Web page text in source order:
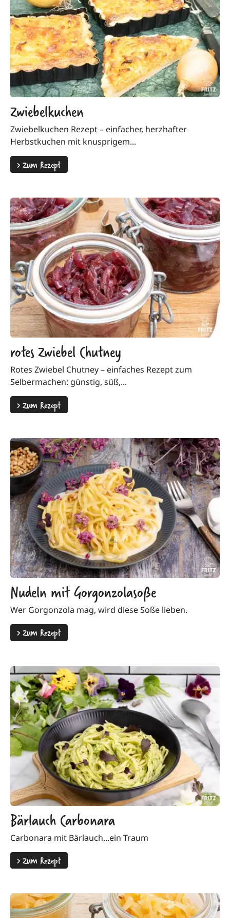
Zwiebelkuchen
Zwiebelkuchen Rezept – einfacher, herzhafter
Herbstkuchen mit knusprigem...
>Zum Rezept
rotes Zwiebel Chutney
Rotes Zwiebel Chutney – einfaches Rezept zum
Selbermachen: günstig, süß,...
>Zum Rezept
Nudeln mit Gorgonzolasoße
Wer Gorgonzola mag, wird diese Soße lieben.
>Zum Rezept
Bärlauch Carbonara
Carbonara mit Bärlauch...ein Traum
>Zum Rezept